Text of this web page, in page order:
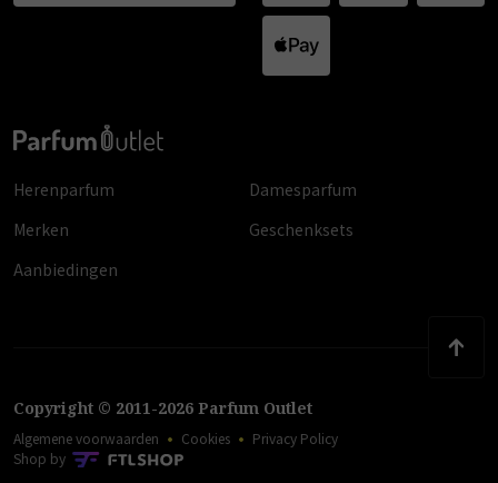
Herenparfum
Damesparfum
Merken
Geschenksets
Aanbiedingen
Copyright © 2011-2026 Parfum Outlet
Algemene voorwaarden Cookies
Privacy Policy
Shop by